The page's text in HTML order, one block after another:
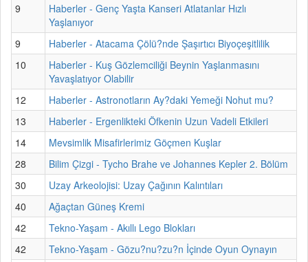
9
Haberler - Genç Yaşta Kanseri Atlatanlar Hızlı
Yaşlanıyor
9
Haberler - Atacama Çölü?nde Şaşırtıcı Biyoçeşitlilik
10
Haberler - Kuş Gözlemciliği Beynin Yaşlanmasını
Yavaşlatıyor Olabilir
12
Haberler - Astronotların Ay?daki Yemeği Nohut mu?
13
Haberler - Ergenlikteki Öfkenin Uzun Vadeli Etkileri
14
Mevsimlik Misafirlerimiz Göçmen Kuşlar
28
Bilim Çizgi - Tycho Brahe ve Johannes Kepler 2. Bölüm
30
Uzay Arkeolojisi: Uzay Çağının Kalıntıları
40
Ağaçtan Güneş Kremi
42
Tekno-Yaşam - Akıllı Lego Blokları
42
Tekno-Yaşam - Gözu?nu?zu?n İçinde Oyun Oynayın